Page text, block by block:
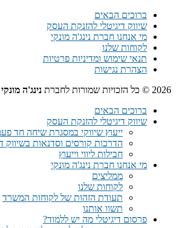
ברוכים הבאים
שיווק דיגיטלי להזנקת העסק
מי אנחנו חברת נינג'ה מונקי
לקוחות שלנו
תנאי שימוש ומדיניות פרטיות
הצהרת נגישות
2026 © כל הזכויות שמורות לחברת
נינג'ה
ברוכים הבאים
שיווק דיגיטלי להזנקת העסק
ייעוץ שיווקי במסגרת שיחה חד
הדרכות קורסים וסדנאות בשיווק
חבילות ליווי וייעוץ
מי אנחנו חברת נינג'ה מונקי
ממליצים
לקוחות שלנו
תעודת הזהות של לקוחות המשרד
תשוו אותנו
פרסום דיגיטלי מה יש ללמוד?